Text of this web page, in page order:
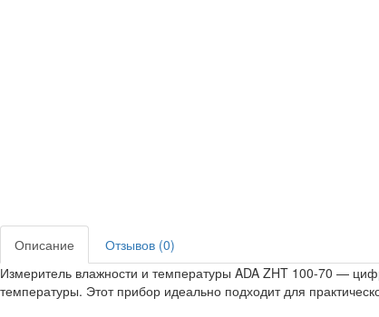
Описание
Отзывов (0)
Измеритель влажности и температуры ADA ZHT 100-70 —
температуры. Этот прибор идеально подходит для